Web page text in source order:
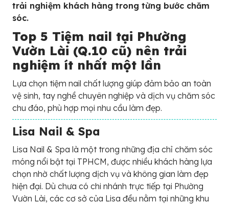
trải nghiệm khách hàng trong từng bước chăm
sóc.
Top 5 Tiệm nail tại Phường
Vườn Lài (Q.10 cũ) nên trải
nghiệm ít nhất một lần
Lựa chọn tiệm nail chất lượng giúp đảm bảo an toàn
vệ sinh, tay nghề chuyên nghiệp và dịch vụ chăm sóc
chu đáo, phù hợp mọi nhu cầu làm đẹp.
Lisa Nail & Spa
Lisa Nail & Spa là một trong những địa chỉ chăm sóc
móng nổi bật tại TPHCM, được nhiều khách hàng lựa
chọn nhờ chất lượng dịch vụ và không gian làm đẹp
hiện đại. Dù chưa có chi nhánh trực tiếp tại Phường
Vườn Lài, các cơ sở của Lisa đều nằm tại những khu